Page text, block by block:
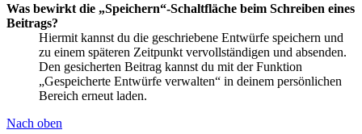
Was bewirkt die „Speichern“-Schaltfläche beim Schreiben eines
Beitrags?
Hiermit kannst du die geschriebene Entwürfe speichern und
zu einem späteren Zeitpunkt vervollständigen und absenden.
Den gesicherten Beitrag kannst du mit der Funktion
„Gespeicherte Entwürfe verwalten“ in deinem persönlichen
Bereich erneut laden.
Nach oben